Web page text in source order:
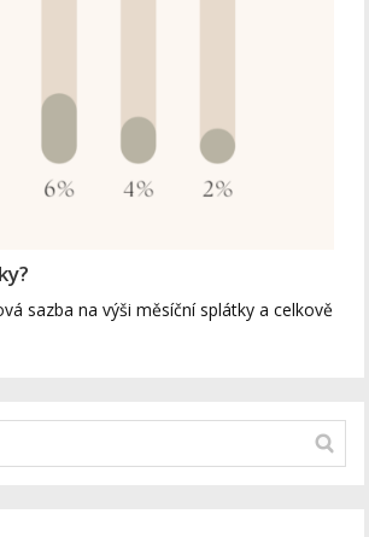
sazba na výši měsíční splátky a celkově